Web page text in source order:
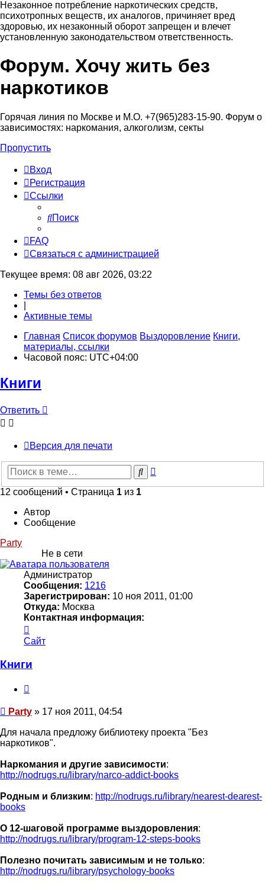
Незаконное потребление наркотических средств,
психотропных веществ, их аналогов, причиняет вред
здоровью, их незаконный оборот запрещен и влечет
установленную законодательством ответственность.
Регистрация
Форум. Хочу жить без
наркотиков
Горячая линия по Москве и М.О. +7(965)283-15-90. Форум о
зависимостях: наркомания, алкоголизм, секты
Пропустить
Вход
Регистрация
Ссылки
Поиск
FAQ
Связаться с администрацией
Текущее время: 08 авг 2026, 03:22
Темы без ответов
Активные темы
Главная Список форумов Выздоровление Книги,
материалы, ссылки
Часовой пояс: UTC+04:00
Книги
Ответить
Ответить
Версия для печати
Поиск
12 сообщений • Страница 1 из 1
Автор
Сообщение
Party
Не в сети
Администратор
Сообщения: 1216
Зарегистрирован: 10 ноя 2011, 01:00
Откуда: Москва
Контактная информация:
информация
пользователя
Сайт
Книги
Сообщение
Party » 17 ноя 2011, 04:54
Для начала предложу библиотеку проекта "Без
наркотиков".
Наркомания и другие зависимости:
http://nodrugs.ru/library/narco-addict-books
Родным и близким: http://nodrugs.ru/library/nearest-dearest-
books
О 12-шаговой программе выздоровления:
http://nodrugs.ru/library/program-12-steps-books
Полезно почитать зависимым и не только:
http://nodrugs.ru/library/psychology-books